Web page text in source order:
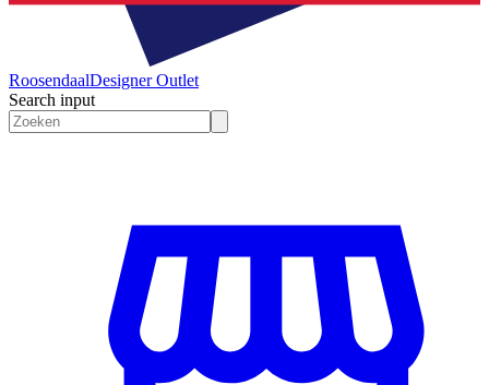
RoosendaalDesigner Outlet
Search input